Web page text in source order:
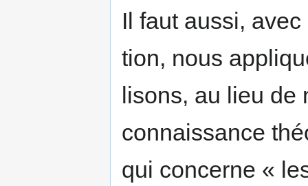
Il faut aussi,
tion, nous
lisons, au lieu de
connaissance
qui concerne «